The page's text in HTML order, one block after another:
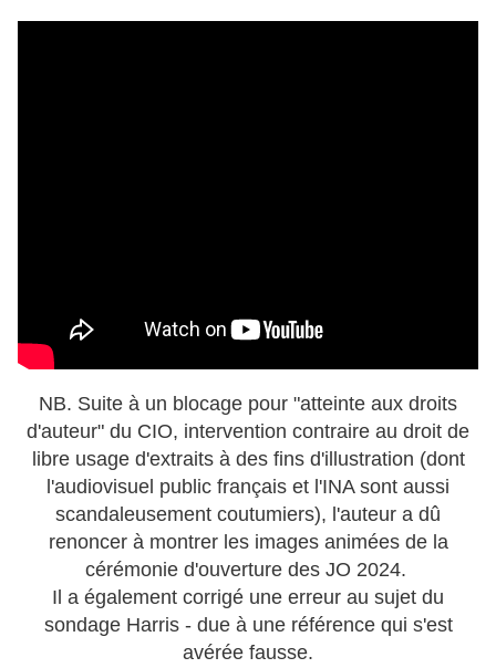
NB. Suite à un blocage pour "atteinte aux droits
d'auteur" du CIO, intervention contraire au droit de
libre usage d'extraits à des fins d'illustration (dont
l'audiovisuel public français et l'INA sont aussi
scandaleusement coutumiers), l'auteur a dû
renoncer à montrer les images animées de la
cérémonie d'ouverture des JO 2024.
Il a également corrigé une erreur au sujet du
sondage Harris - due à une référence qui s'est
avérée fausse.